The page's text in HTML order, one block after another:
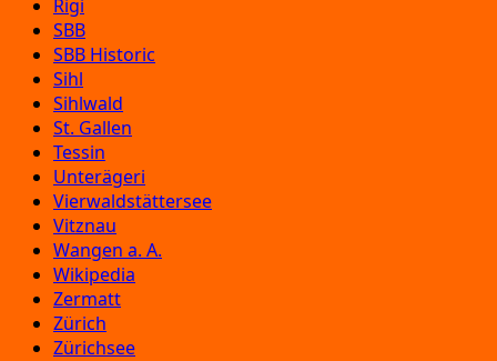
Rigi
SBB
SBB Historic
Sihl
Sihlwald
St. Gallen
Tessin
Unterägeri
Vierwaldstättersee
Vitznau
Wangen a. A.
Wikipedia
Zermatt
Zürich
Zürichsee